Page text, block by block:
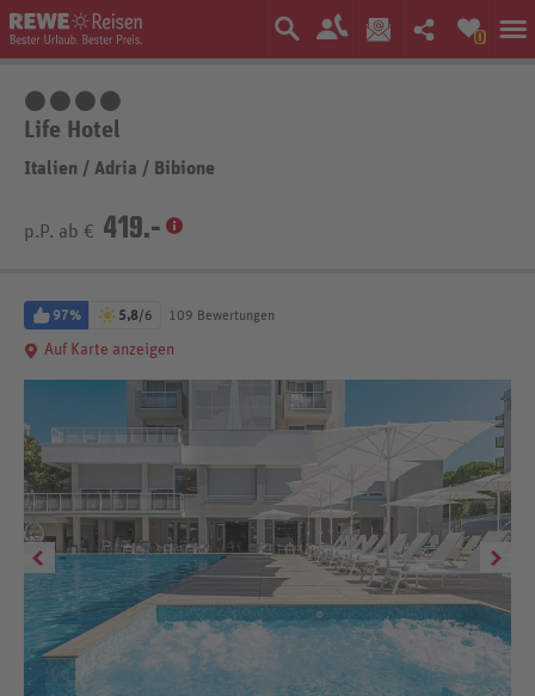
0
Life Hotel
Italien / Adria / Bibione
p.P. ab € 419.-
97% 5,8/6 109 Bewertungen
Auf Karte anzeigen